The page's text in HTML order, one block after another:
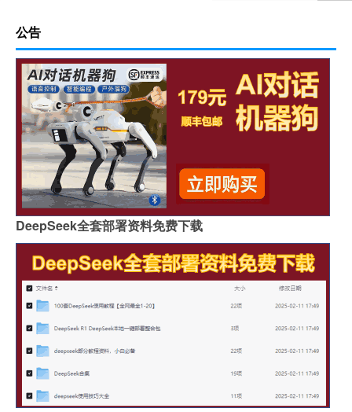
公告
DeepSeek全套部署资料免费下载